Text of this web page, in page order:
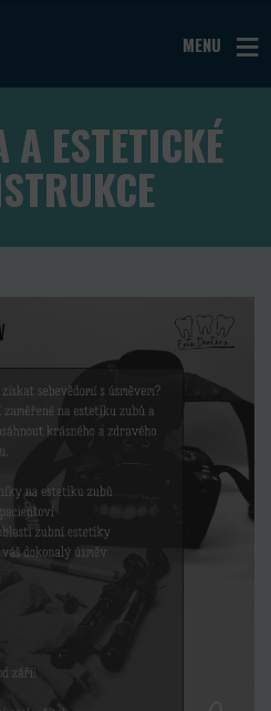
MENU
ESTETICKÉ